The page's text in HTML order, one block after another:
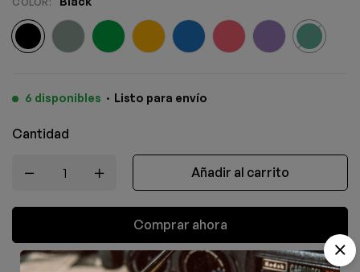
6 disponibles · Listo para envío
Cantidad
Añadir al carrito
Comprar ahora